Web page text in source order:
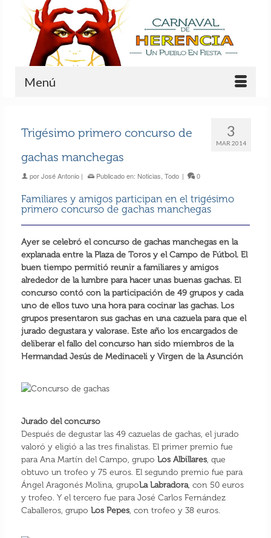
Menú
3
MAR 2014
Trigésimo primero concurso de
gachas manchegas
porJosé Antonio| Publicado en: Noticias, Todo | 0
Familiares y amigos participan en el trigésimo
primero concurso de gachas manchegas
Ayer se celebró el concurso de gachas manchegas en la
explanada entre la Plaza de Toros y el Campo de Fútbol. El
buen tiempo permitió reunir a familiares y amigos
alrededor de la lumbre para hacer unas buenas gachas. El
concurso contó con la participación de 49 grupos y cada
uno de ellos tuvo una hora para cocinar las gachas. Los
grupos presentaron sus gachas en una cazuela para que el
jurado degustara y valorase. Este año los encargados de
deliberar el fallo del concurso han sido miembros de la
Hermandad Jesús de Medinaceli y Virgen de la Asunción
Jurado del concurso
Después de degustar las 49 cazuelas de gachas, el jurado
valoró y eligió a las tres finalistas. El primer premio fue
para Ana Martín del Campo, grupo Los Albillares, que
obtuvo un trofeo y 75 euros. El segundo premio fue para
Ángel Aragonés Molina, grupoLa Labradora, con 50 euros
y trofeo. Y el tercero fue para José Carlos Fernández
Caballeros, grupo Los Pepes, con trofeo y 38 euros.